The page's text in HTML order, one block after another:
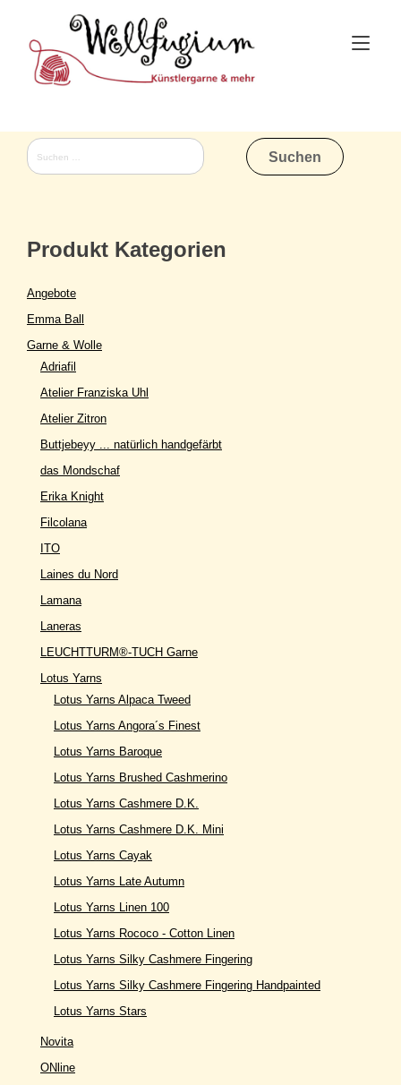
content
Suchen
nach:
Produkt Kategorien
Angebote
Emma Ball
Garne & Wolle
Adriafil
Atelier Franziska Uhl
Atelier Zitron
Buttjebeyy ... natürlich handgefärbt
das Mondschaf
Erika Knight
Filcolana
ITO
Laines du Nord
Lamana
Laneras
LEUCHTTURM®-TUCH Garne
Lotus Yarns
Lotus Yarns Alpaca Tweed
Lotus Yarns Angora´s Finest
Lotus Yarns Baroque
Lotus Yarns Brushed Cashmerino
Lotus Yarns Cashmere D.K.
Lotus Yarns Cashmere D.K. Mini
Lotus Yarns Cayak
Lotus Yarns Late Autumn
Lotus Yarns Linen 100
Lotus Yarns Rococo - Cotton Linen
Lotus Yarns Silky Cashmere Fingering
Lotus Yarns Silky Cashmere Fingering Handpainted
Lotus Yarns Stars
Novita
ONline